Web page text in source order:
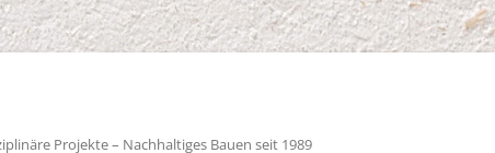
Projekte – Nachhaltiges Bauen seit 1989